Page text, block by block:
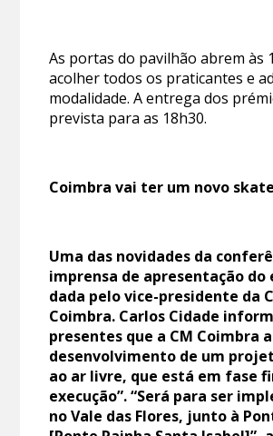
As portas do pavilhão abrem às
acolher todos os praticantes e
modalidade. A entrega dos
prevista para as 18h30.
Coimbra vai ter um novo
Uma das novidades da
imprensa de apresentação
dada pelo vice-presidente da
Coimbra. Carlos Cidade
presentes que a CM Coimbra
desenvolvimento de um
ao ar livre, que está em fase
execução”. “Será para ser
no Vale das Flores, junto à